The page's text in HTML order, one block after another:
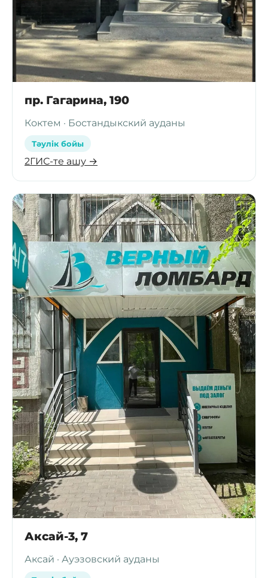
пр. Гагарина, 190
Коктем · Бостандыкский ауданы
Тәулік бойы
2ГИС-те ашу →
Аксай-3, 7
Аксай · Ауэзовский ауданы